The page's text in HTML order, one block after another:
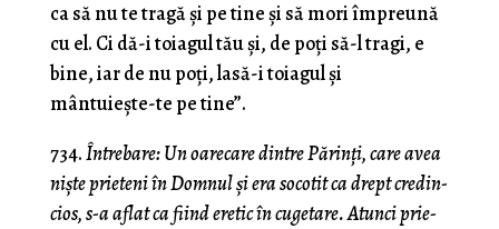
ca să nu te tragă şi pe tine şi să mori împreună
cu el. Ci dă-i toiagul tău şi, de poţi să-l tragi, e
bine, iar de nu poţi, lasă-i toiagul şi
mântuieşte-te pe tine”.
734.Întrebare: Un oarecare dintre Părinţi, care avea
nişte prieteni în Domnul şi era socotit ca drept credin­
cios, s-a aflat ca fiind eretic în cugetare. Atunci prie­